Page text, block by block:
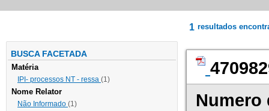
BUSCA FACETADA
Matéria
IPI- processos NT - ressa (1)
Nome Relator
Não Informado (1)
1 resultados
Numero